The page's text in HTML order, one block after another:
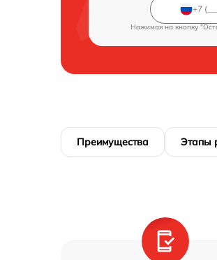
Нажимая на кнопку
Преимущества Этапы